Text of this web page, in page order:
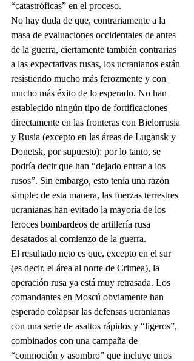
“catastróficas” en el proceso.
No hay duda de que, contrariamente a la
masa de evaluaciones occidentales de antes
de la guerra, ciertamente también contrarias
a las expectativas rusas, los ucranianos están
resistiendo mucho más ferozmente y con
mucho más éxito de lo esperado. No han
establecido ningún tipo de fortificaciones
directamente en las fronteras con Bielorrusia
y Rusia (excepto en las áreas de Lugansk y
Donetsk, por supuesto): por lo tanto, se
podría decir que han “dejado entrar a los
rusos”. Sin embargo, esto tenía una razón
simple: de esta manera, las fuerzas terrestres
ucranianas han evitado la mayoría de los
feroces bombardeos de artillería rusa
desatados al comienzo de la guerra.
El resultado neto es que, excepto en el sur
(es decir, el área al norte de Crimea), la
operación rusa ya está muy retrasada. Los
comandantes en Moscú obviamente han
esperado colapsar las defensas ucranianas
con una serie de asaltos rápidos y “ligeros”,
combinados con una campaña de
“conmoción y asombro” que incluye unos